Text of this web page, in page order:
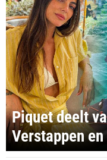
Piquet deelt
Verstappen